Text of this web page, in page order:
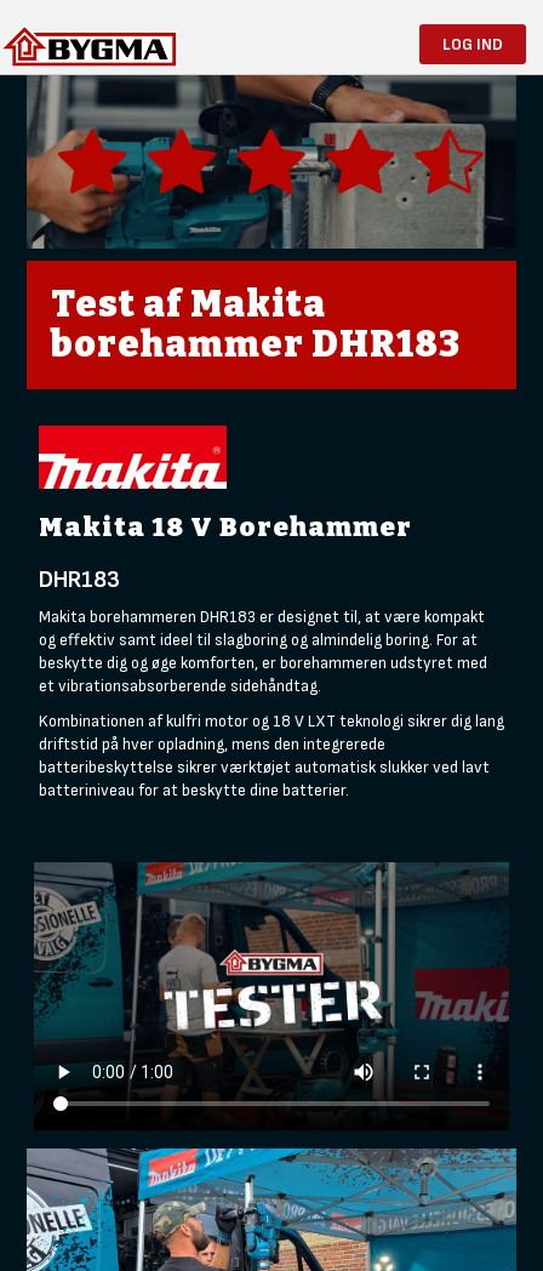
LOG IND
Test af Makita
borehammer DHR183
Makita 18 V Borehammer
DHR183
Makita borehammeren DHR183 er designet til, at være kompakt
og effektiv samt ideel til slagboring og almindelig boring. For at
beskytte dig og øge komforten, er borehammeren udstyret med
et vibrationsabsorberende sidehåndtag.
Kombinationen af kulfri motor og 18 V LXT teknologi sikrer dig lang
driftstid på hver opladning, mens den integrerede
batteribeskyttelse sikrer værktøjet automatisk slukker ved lavt
batteriniveau for at beskytte dine batterier.